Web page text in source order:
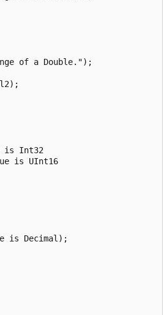
of a Double.");
is Int32
is UInt16
is Decimal);